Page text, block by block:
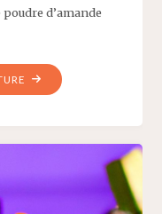
d’amande
"MINI
DONUTS